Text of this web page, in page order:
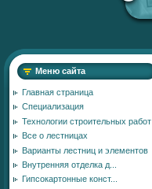
Меню сайта
Главная страница
Специализация
Технологии строительных работ
Все о лестницах
Варианты лестниц и элементов
Внутренняя отделка д...
Гипсокартонные конст...